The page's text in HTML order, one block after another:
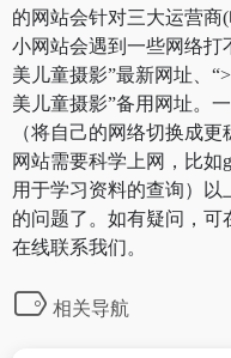
的网站会针对三大运营商
小网站会遇到一些网络打
美儿童摄影”最新网址、
美儿童摄影”备用网址。
（将自己的网络切换成
网站需要科学上网，比如
用于学习资料的查询）以
的问题了。如有疑问，可
在线联系我们。
相关导航